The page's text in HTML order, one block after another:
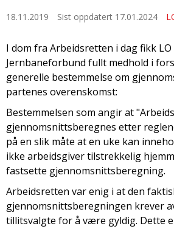
18.11.2019 Sist oppdatert 17.01.2024
I dom fra Arbeidsretten i dag fikk
Jernbaneforbund fullt medhold i
generelle bestemmelse om
partenes overenskomst:
Bestemmelsen som angir at
gjennomsnittsberegnes etter
på en slik måte at en uke kan
ikke arbeidsgiver tilstrekkelig
fastsette gjennomsnittsberegning.
Arbeidsretten var enig i at den
gjennomsnittsberegningen krever
tillitsvalgte for å være gyldig. Dette